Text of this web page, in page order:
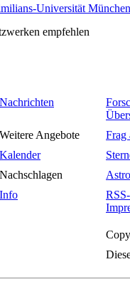
Universität München
Nachrichten
Weitere Angebote
Frag
Kalender
Nachschlagen
Info